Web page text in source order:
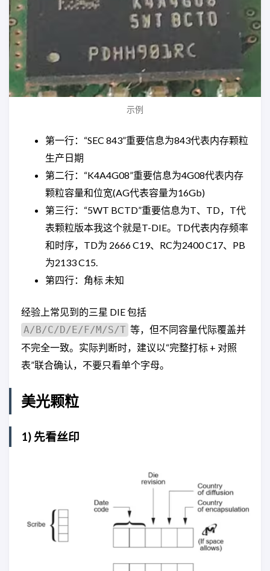
示例
第一行：“SEC 843”重要信息为843代表内存颗粒
生产日期
第二行：“K4A4G08”重要信息为4G08代表内存
颗粒容量和位宽(AG代表容量为16Gb)
第三行：“5WT BCTD”重要信息为T、TD，T代
表颗粒版本我这个就是T-DIE。TD代表内存频率
和时序，TD为 2666 C19、RC为2400 C17、PB
为2133 C15.
第四行：角标 未知
经验上常见到的三星 DIE 包括
A/B/C/D/E/F/M/S/T 等，但不同容量代际覆盖并
不完全一致。实际判断时，建议以“完整打标 + 对照
表”联合确认，不要只看单个字母。
美光颗粒
1) 先看丝印